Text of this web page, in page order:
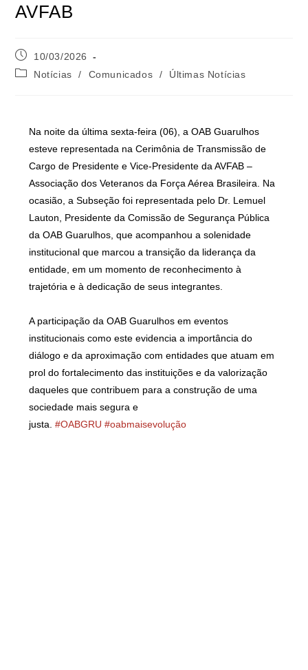
AVFAB
10/03/2026
Notícias
/ Comunicados / Últimas Notícias
Na noite da última sexta-feira (06), a OAB Guarulhos
esteve representada na Cerimônia de Transmissão de
Cargo de Presidente e Vice-Presidente da AVFAB –
Associação dos Veteranos da Força Aérea Brasileira. Na
ocasião, a Subseção foi representada pelo Dr. Lemuel
Lauton, Presidente da Comissão de Segurança Pública
da OAB Guarulhos, que acompanhou a solenidade
institucional que marcou a transição da liderança da
entidade, em um momento de reconhecimento à
trajetória e à dedicação de seus integrantes.
A participação da OAB Guarulhos em eventos
institucionais como este evidencia a importância do
diálogo e da aproximação com entidades que atuam em
prol do fortalecimento das instituições e da valorização
daqueles que contribuem para a construção de uma
sociedade mais segura e
justa.#OABGRU #oabmaisevolução